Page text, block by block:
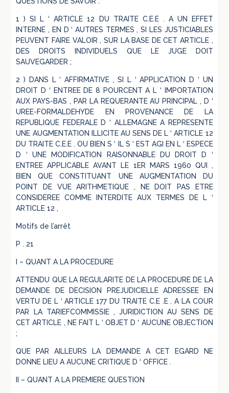
1 ) SI L ‘ ARTICLE 12 DU TRAITE C.E.E . A UN EFFET
INTERNE , EN D ‘ AUTRES TERMES , SI LES JUSTICIABLES
PEUVENT FAIRE VALOIR , SUR LA BASE DE CET ARTICLE ,
DES DROITS INDIVIDUELS QUE LE JUGE DOIT
SAUVEGARDER ;
2 ) DANS L ‘ AFFIRMATIVE , SI L ‘ APPLICATION D ‘ UN
DROIT D ‘ ENTREE DE 8 POURCENT A L ‘ IMPORTATION
AUX PAYS-BAS , PAR LA REQUERANTE AU PRINCIPAL , D ‘
UREE-FORMALDEHYDE EN PROVENANCE DE LA
REPUBLIQUE FEDERALE D ‘ ALLEMAGNE A REPRESENTE
UNE AUGMENTATION ILLICITE AU SENS DE L ‘ ARTICLE 12
DU TRAITE C.E.E . OU BIEN S ‘ IL S ‘ EST AGI EN L ‘ ESPECE
D ‘ UNE MODIFICATION RAISONNABLE DU DROIT D ‘
ENTREE APPLICABLE AVANT LE 1ER MARS 1960 QUI ,
BIEN QUE CONSTITUANT UNE AUGMENTATION DU
POINT DE VUE ARITHMETIQUE , NE DOIT PAS ETRE
CONSIDEREE COMME INTERDITE AUX TERMES DE L ‘
ARTICLE 12 ,
Motifs de l’arrêt
P . 21
I – QUANT A LA PROCEDURE
ATTENDU QUE LA REGULARITE DE LA PROCEDURE DE LA
DEMANDE DE DECISION PREJUDICIELLE ADRESSEE EN
VERTU DE L ‘ ARTICLE 177 DU TRAITE C.E .E . A LA COUR
PAR LA TARIEFCOMMISSIE , JURIDICTION AU SENS DE
CET ARTICLE , NE FAIT L ‘ OBJET D ‘ AUCUNE OBJECTION
;
QUE PAR AILLEURS LA DEMANDE A CET EGARD NE
DONNE LIEU A AUCUNE CRITIQUE D ‘ OFFICE .
II – QUANT A LA PREMIERE QUESTION